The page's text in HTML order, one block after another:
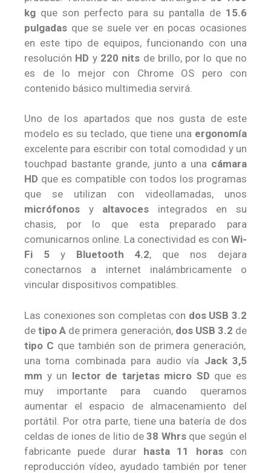
kg que son perfecto para su pantalla de 15.6
pulgadas que se suele ver en pocas ocasiones
en este tipo de equipos, funcionando con una
resolución HD y 220 nits de brillo, por lo que no
es de lo mejor con Chrome OS pero con
contenido básico multimedia servirá.
Uno de los apartados que nos gusta de este
modelo es su teclado, que tiene una ergonomía
excelente para escribir con total comodidad y un
touchpad bastante grande, junto a una cámara
HD que es compatible con todos los programas
que se utilizan con videollamadas, unos
micrófonos y altavoces integrados en su
chasis, por lo que esta preparado para
comunicarnos online. La conectividad es con Wi-
Fi 5y Bluetooth 4.2, que nos dejara
conectarnos a internet inalámbricamente o
vincular dispositivos compatibles.
Las conexiones son completas con dos USB 3.2
detipo A de primera generación, dos USB 3.2 de
tipo C que también son de primera generación,
una toma combinada para audio vía Jack 3,5
mm y un lector de tarjetas micro SD que es
muy importante para cuando queramos
aumentar el espacio de almacenamiento del
portátil. Por otra parte, tiene una batería de dos
celdas de iones de litio de 38 Whrsque según el
fabricante puede durar hasta 11 horascon
reproducción vídeo, ayudado también por tener